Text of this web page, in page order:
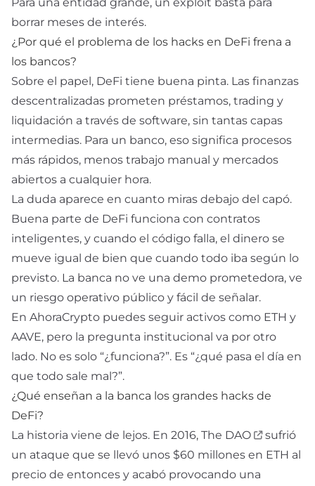
borrar meses de interés.
¿Por qué el problema de los hacks en DeFi frena a
los bancos?
Sobre el papel, DeFi tiene buena pinta. Las finanzas
descentralizadas prometen préstamos, trading y
liquidación a través de software, sin tantas capas
intermedias. Para un banco, eso significa procesos
más rápidos, menos trabajo manual y mercados
abiertos a cualquier hora.
La duda aparece en cuanto miras debajo del capó.
Buena parte de DeFi funciona con contratos
inteligentes, y cuando el código falla, el dinero se
mueve igual de bien que cuando todo iba según lo
previsto. La banca no ve una demo prometedora, ve
un riesgo operativo público y fácil de señalar.
En AhoraCrypto puedes seguir activos como ETH y
AAVE, pero la pregunta institucional va por otro
lado. No es solo “¿funciona?”. Es “¿qué pasa el día en
que todo sale mal?”.
¿Qué enseñan a la banca los grandes hacks de
DeFi?
La historia viene de lejos. En 2016, The DAO
sufrió
un ataque que se llevó unos $60 millones en ETH al
precio de entonces y acabó provocando una